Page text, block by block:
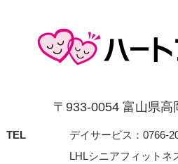
〒933-0054 富⼭県⾼
TEL
デイサービス：0766-
LHLシニアフィットネ